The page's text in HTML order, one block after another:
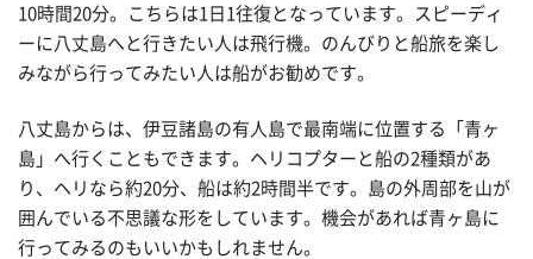
10時間20分。こちらは1日1往復となっています。スピーディ
ーに八丈島へと行きたい人は飛行機。のんびりと船旅を楽し
みながら行ってみたい人は船がお勧めです。
八丈島からは、伊豆諸島の有人島で最南端に位置する「青ヶ
島」へ行くこともできます。ヘリコプターと船の2種類があ
り、ヘリなら約20分、船は約2時間半です。島の外周部を山が
囲んでいる不思議な形をしています。機会があれば青ヶ島に
行ってみるのもいいかもしれません。